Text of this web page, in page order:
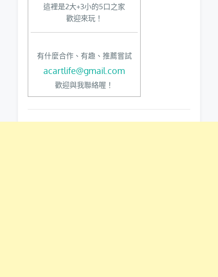
這裡是2大+3小的5口之家
歡迎來玩！
有什麼合作、有趣、推薦嘗試
acartlife@gmail.com
歡迎與我聯絡喔！